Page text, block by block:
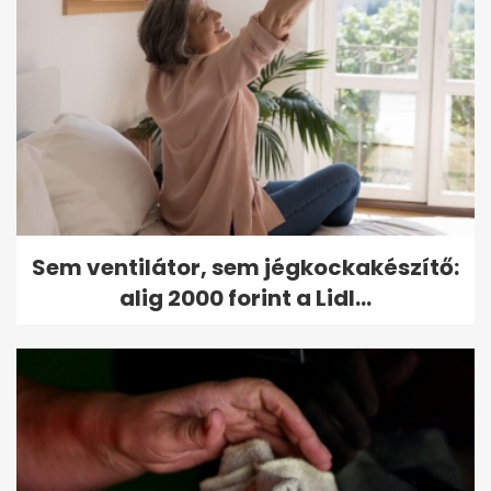
Sem ventilátor, sem jégkockakészítő:
alig 2000 forint a Lidl...